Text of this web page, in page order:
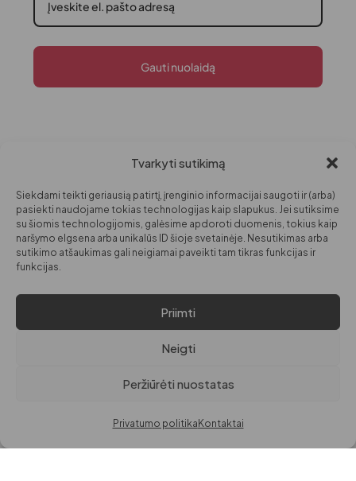
Tvarkyti sutikimą
Siekdami teikti geriausią patirtį, įrenginio informacijai saugoti ir (arba)
pasiekti naudojame tokias technologijas kaip slapukus. Jei sutiksime
su šiomis technologijomis, galėsime apdoroti duomenis, tokius kaip
naršymo elgsena arba unikalūs ID šioje svetainėje. Nesutikimas arba
sutikimo atšaukimas gali neigiamai paveikti tam tikras funkcijas ir
funkcijas.
Priimti
Neigti
Peržiūrėti nuostatas
Privatumo politika Kontaktai
Gauti nuolaidą
VYRAMS
VAIKAMS
GROŽIUI
INFORMACIJA
KONTAKTAI
VI: 10:00 – 14:00
PRIVATUMO POLITIKA
EL. PARDUOTUVĖS TAISYKLĖS
DigitalGrow | Svetainių kūrimas